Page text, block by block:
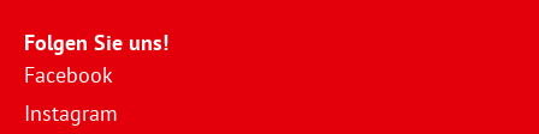
Folgen Sie uns!
Facebook
Instagram